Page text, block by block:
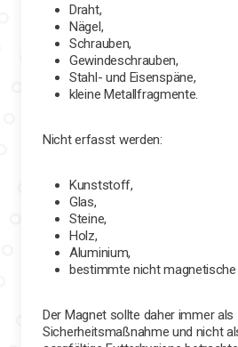
Draht,
Nägel,
Schrauben,
Gewindeschrauben,
Stahl- und Eisenspäne,
kleine Metallfragmente.
Nicht erfasst werden:
Kunststoff,
Glas,
Steine,
Holz,
Aluminium,
bestimmte nicht magnetische
Der Magnet sollte daher immer
Sicherheitsmaßnahme und nicht